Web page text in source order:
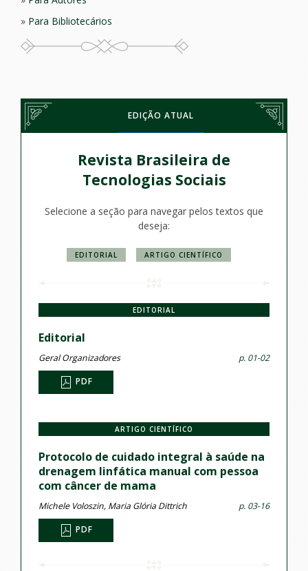
EDIÇÃO ATUAL
Revista Brasileira de
Tecnologias Sociais
Selecione a seção para navegar pelos textos que
deseja:
EDITORIAL ARTIGO CIENTÍFICO
EDITORIAL
Editorial
Geral Organizadores p. 01-02
PDF
ARTIGO CIENTÍFICO
Protocolo de cuidado integral à saúde na
drenagem linfática manual com pessoa
com câncer de mama
Michele Voloszin, Maria Glória Dittrich p. 03-16
PDF
Para Bibliotecários